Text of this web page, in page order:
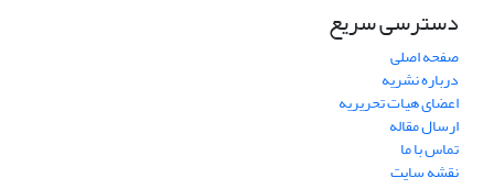
دسترسی سریع
صفحه اصلی
درباره نشریه
اعضای هیات تحریریه
ارسال مقاله
تماس با ما
نقشه سایت